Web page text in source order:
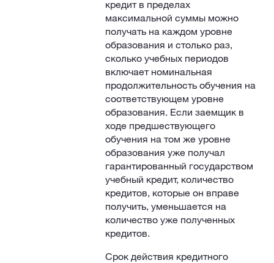
кредит в пределах
максимальной суммы можно
получать на каждом уровне
образования и столько раз,
сколько учебных периодов
включает номинальная
продолжительность обучения на
соответствующем уровне
образования. Если заемщик в
ходе предшествующего
обучения на том же уровне
образования уже получал
гарантированный государством
учебный кредит, количество
кредитов, которые он вправе
получить, уменьшается на
количество уже полученных
кредитов.
Срок действия кредитного